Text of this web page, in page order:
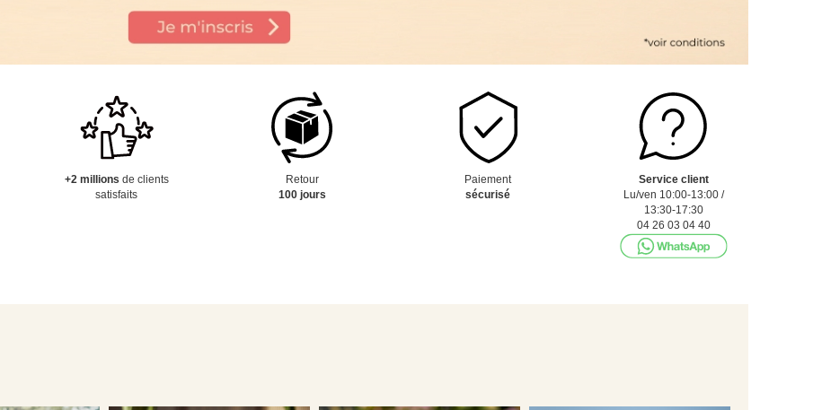
+2 millions de clients
satisfaits
Retour
100 jours
Paiement
sécurisé
Service client
Lu/ven 10:00-13:00 /
13:30-17:30
04 26 03 04 40